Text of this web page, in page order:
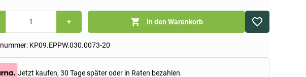
KP09.EPPW.030.0073-20
Kalziumsilikatplatten
&
fest
(1.000x1.220x30mm)
+ In den Warenkorb
Jetzt kaufen, 30 Tage später oder in Raten bezahlen.